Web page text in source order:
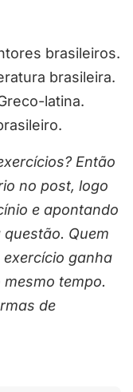
brasileiros.
brasileira.
latina.
Então
no post, logo
e apontando
Quem
ganha
tempo.
de